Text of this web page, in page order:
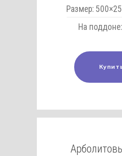
Размер:
На